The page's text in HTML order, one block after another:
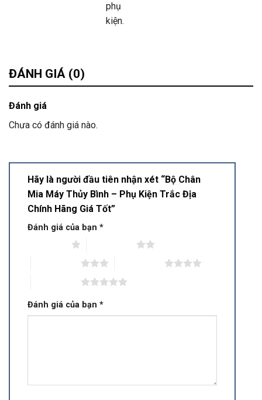
phụ
kiện.
ĐÁNH GIÁ (0)
Đánh giá
Chưa có đánh giá nào.
Hãy là người đầu tiên nhận xét “Bộ Chân
Mia Máy Thủy Bình – Phụ Kiện Trắc Địa
Chính Hãng Giá Tốt”
Đánh giá của bạn *
Đánh giá của bạn *